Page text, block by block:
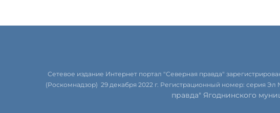
Сетевое издание Интернет портал "Северная правда"
(Роскомнадзор) 29 декабря 2022 г. Регистрационный номер: серия
правда" Ягоднинского